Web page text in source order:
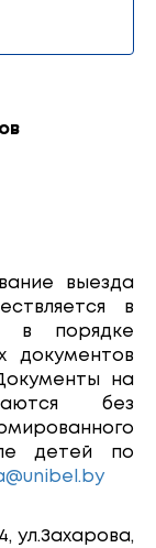
выезда
в
в порядке
документов
на
без
детей по
ул.Захарова,